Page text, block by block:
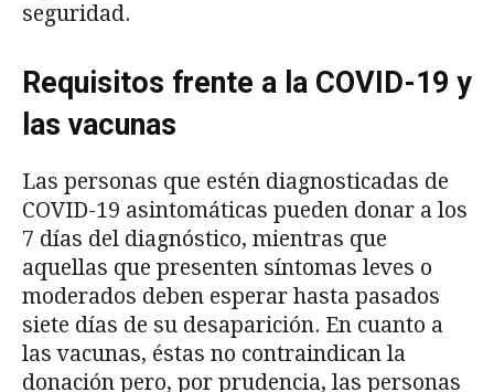
seguridad.
Requisitos frente a la COVID-19 y
las vacunas
Las personas que estén diagnosticadas de
COVID-19 asintomáticas pueden donar a los
7 días del diagnóstico, mientras que
aquellas que presenten síntomas leves o
moderados deben esperar hasta pasados
siete días de su desaparición. En cuanto a
las vacunas, éstas no contraindican la
donación pero, por prudencia, las personas